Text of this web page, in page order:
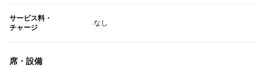
サービス料・
チャージ
なし
席・設備